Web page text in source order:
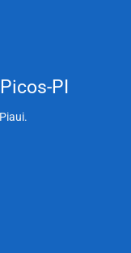
PI